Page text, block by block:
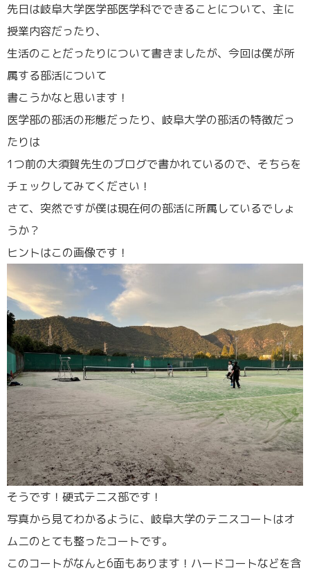
先日は岐阜大学医学部医学科でできることについて、主に
授業内容だったり、
生活のことだったりについて書きましたが、今回は僕が所
属する部活について
書こうかなと思います！
医学部の部活の形態だったり、岐阜大学の部活の特徴だっ
たりは
1つ前の大須賀先生のブログで書かれているので、そちらを
チェックしてみてください！
さて、突然ですが僕は現在何の部活に所属しているでしょ
うか？
ヒントはこの画像です！
そうです！硬式テニス部です！
写真から見てわかるように、岐阜大学のテニスコートはオ
ムニのとても整ったコートです。
このコートがなんと6面もあります！ハードコートなどを含